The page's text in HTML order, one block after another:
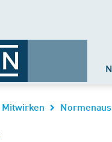
Mitwirken